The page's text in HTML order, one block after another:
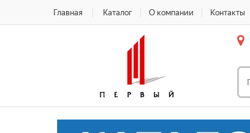
Главная Каталог О компании Контакты